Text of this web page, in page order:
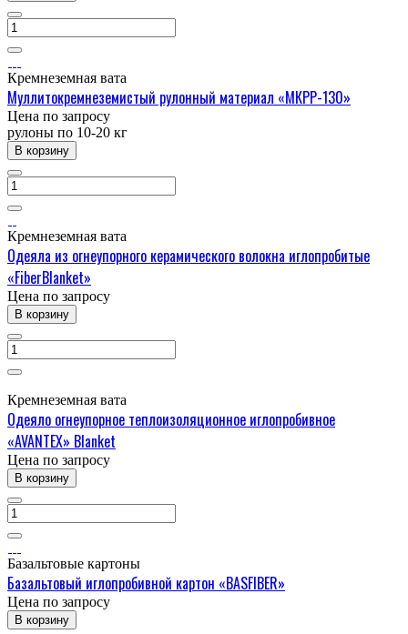
Кремнеземная вата
Муллитокремнеземистый рулонный материал «МКРР-130»
Цена по запросу
рулоны по 10-20 кг
В корзину
Кремнеземная вата
Одеяла из огнеупорного керамического волокна иглопробитые
«FiberBlanket»
Цена по запросу
В корзину
Кремнеземная вата
Одеяло огнеупорное теплоизоляционное иглопробивное
«AVANTEX» Blanket
Цена по запросу
В корзину
Базальтовые картоны
Базальтовый иглопробивной картон «BASFIBER»
Цена по запросу
В корзину